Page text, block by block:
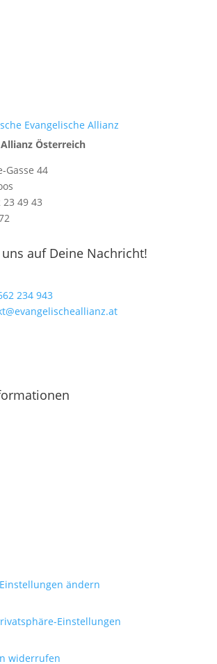
Österreich
Gasse 44
23 49 43
auf Deine Nachricht!
234 943
ändern
Einstellungen
widerrufen